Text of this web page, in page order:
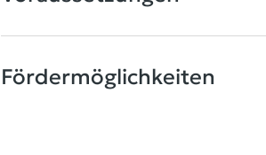
Fördermöglichkeiten